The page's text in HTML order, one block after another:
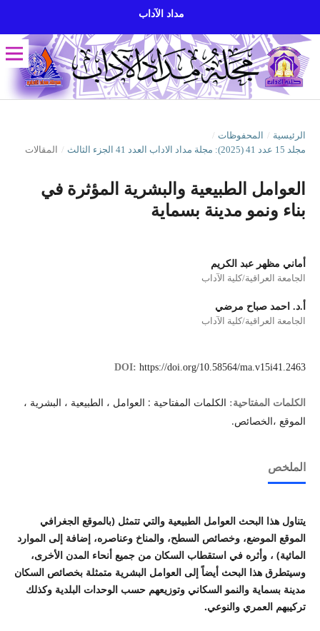
مداد الآداب
الرئيسية / المحفوظات /
مجلد 15 عدد 41 (2025): مجلة مداد الاداب العدد 41 الجزء الثالث
/ المقالات
العوامل الطبيعية والبشرية المؤثرة في
بناء ونمو مدينة بسماية
أماني مظهر عبد الكريم
الجامعة العراقية/كلية الآداب
أ.د. احمد صباح مرضي
الجامعة العراقية/كلية الآداب
DOI:https://doi.org/10.58564/ma.v15i41.2463
الكلمات المفتاحية: الكلمات المفتاحية : العوامل ، الطبيعية ، البشرية ،
الموقع ،الخصائص.
الملخص
يتناول هذا البحث العوامل الطبيعية والتي تتمثل (بالموقع الجغرافي
الموقع الموضع، وخصائص السطح، والمناخ وعناصره، إضافة إلى الموارد
المائية) ، وأثره في استقطاب السكان من جميع أنحاء المدن الأخرى،
وسيتطرق هذا البحث أيضاً إلى العوامل البشرية متمثلة بخصائص السكان
مدينة بسماية والنمو السكاني وتوزيعهم حسب الوحدات البلدية وكذلك
تركيبهم العمري والنوعي.